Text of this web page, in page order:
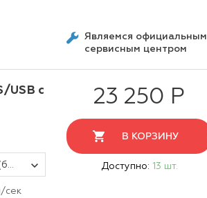
Являемся официальным
сервисным центром
USB с
Фискальный регистратор ККТ "РИТЕЙЛ-02Ф" RS/USB с раз. ДЯ (белый) без ФН ФФД 1.2
сек
23 250 Р
В КОРЗИНУ
Доступно: 13 шт.